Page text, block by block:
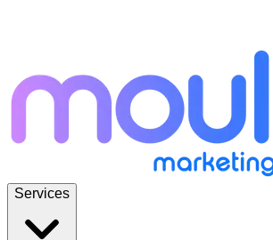
Services